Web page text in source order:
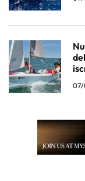
07/